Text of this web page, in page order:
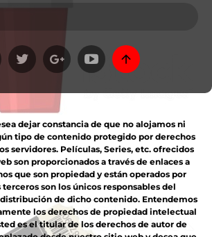
dejar constancia de que no alojamos ni
tipo de contenido protegido por derechos
servidores. Películas, Series, etc. ofrecidos
son proporcionados a través de enlaces a
que son propiedad y están operados por
terceros son los únicos responsables del
de dicho contenido. Entendemos
los derechos de propiedad intelectual
es el titular de los derechos de autor de